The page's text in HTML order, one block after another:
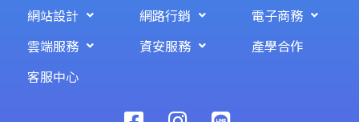
網站設計 網路行銷
電子商務
雲端服務
資安服務
產學合作
客服中心